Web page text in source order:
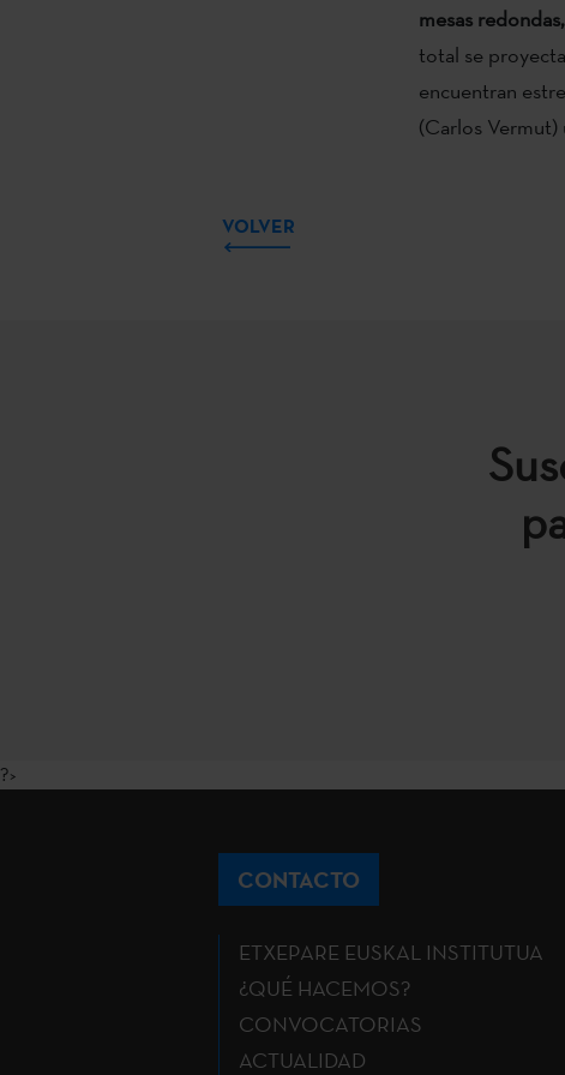
mesas
total se
encuentran
(Carlos Vermut)
VOLVER
?>
CONTACTO
ETXEPARE EUSKAL INSTITUTUA
¿QUÉ HACEMOS?
CONVOCATORIAS
ACTUALIDAD